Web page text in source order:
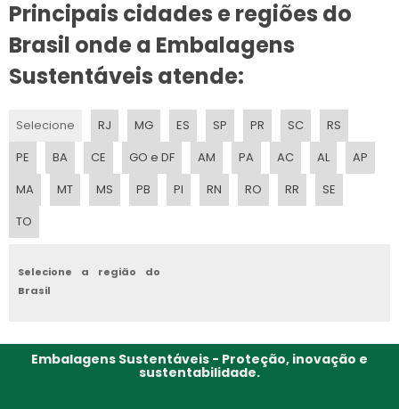
EMBALAGEM PARA CONDIMENTOS
EMBALAGEM PARA MOVEIS
Principais cidades e regiões do
Brasil onde a Embalagens
Sustentáveis atende:
Selecione RJ MG ES SP PR SC
RS
PE
BA CE GO e DF AM PA AC AL
AP
MA
MT MS PB PI RN RO RR
SE
TO
Selecione a região do
Brasil
Embalagens Sustentáveis - Proteção, inovação e
sustentabilidade.